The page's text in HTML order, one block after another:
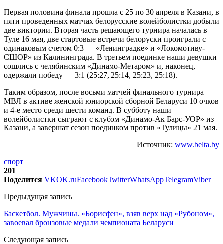
Первая половина финала прошла с 25 по 30 апреля в Казани, в
пяти проведенных матчах белорусские волейболистки добыли
две виктории. Вторая часть решающего турнира началась в
Туле 16 мая, две стартовые встречи белоруски проиграли с
одинаковым счетом 0:3 — «Ленинградке» и «Локомотиву-
СШОР» из Калининграда. В третьем поединке наши девушки
сошлись с челябинским «Динамо-Метаром» и, наконец,
одержали победу — 3:1 (25:27, 25:14, 25:23, 25:18).
Таким образом, после восьми матчей финального турнира
МВЛ в активе женской юниорской сборной Беларуси 10 очков
и 4-е место среди шести команд. В субботу наши
волейболистки сыграют с клубом «Динамо-Ак Барс-УОР» из
Казани, а завершат сезон поединком против «Тулицы» 21 мая.
Источник: www.belta.by
спорт
201
Поделится VKOK.ruFacebookTwitterWhatsAppTelegramViber
Предыдущая запись
Баскетбол. Мужчины. «Борисфен», взяв верх над «Рубоном»,
завоевал бронзовые медали чемпионата Беларуси
Следующая запись